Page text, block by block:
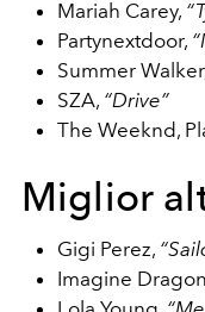
Mariah Carey,
Partynextdoor,
Summer
SZA, “Drive”
The Weeknd,
Miglior
Gigi Perez,
Imagine